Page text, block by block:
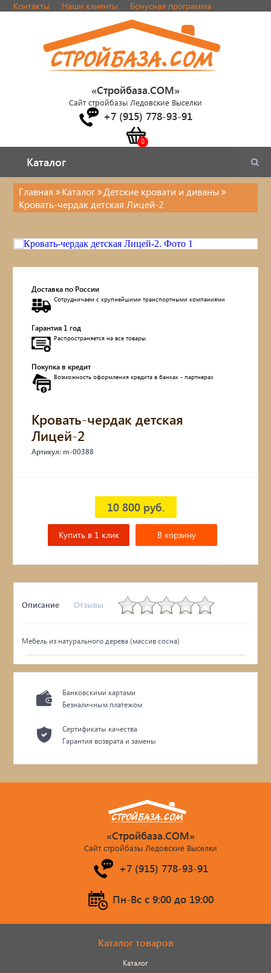
Контакты Наши клиенты Бонусная программа
«Стройбаза.COM»
Сайт стройбазы Ледовские Выселки
+7 (915) 778-93-91
Каталог
Каталог
Каталог
Обувницы
Комоды, тумбы
Столы
Мебель с искусственным старением
Двухъярусные кровати
Кухонные уголки
Подвесные кресла
Главная Каталог
Детские кровати и диваны
Кровать-чердак детская Лицей-2
Доставка по России
Сотрудничаем с крупнейшими транспортными компаниями
Гарантия 1 год
Распространяется на все товары
Покупка в кредит
Возможность оформления кредита в банках - партнерах
Кровать-чердак детская
Лицей-2
Артикул: m-00388
10 800 руб.
В корзину
Купить в 1 клик
Описание Отзывы
Мебель из натурального дерева (массив сосна)
Банковскими картами
Безналичным платежом
Сертификаты качества
Гарантия возврата и замены
«Стройбаза.COM»
Сайт стройбазы Ледовские Выселки
+7 (915) 778-93-91
Пн-Вс c 9:00 до 19:00
Каталог товаров
Каталог